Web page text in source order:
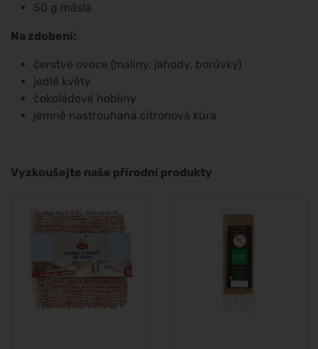
50 g másla
Na zdobení:
čerstvé ovoce (maliny, jahody, borůvky)
jedlé květy
čokoládové hobliny
jemně nastrouhaná citronová kůra
Vyzkoušejte naše přírodní produkty